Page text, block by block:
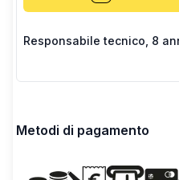
Responsabile tecnico 8
Metodi di pagamento